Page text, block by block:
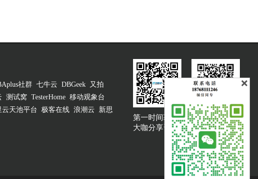
社群 七牛云 DBGeek
又拍
测试窝 TesterHome 移动观象台
云天池平台 极客在线 浪潮云
新思
第一时间获取
大咖分享资讯
大咖说吐槽客服